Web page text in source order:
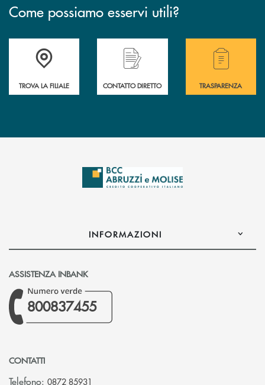
Come possiamo esservi utili?
Accedi all' elenco completo delle filiali .
TROVA LA FILIALE CONTATTO DIRETTO
Hai bisogno di
TRASPARENZA
INFORMAZIONI
ASSISTENZA INBANK
800837455
CONTATTI
Telefono: 0872 85931